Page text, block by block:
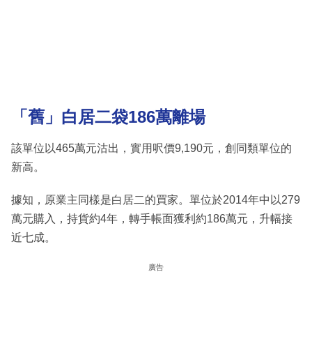
「舊」白居二袋186萬離場
該單位以465萬元沽出，實用呎價9,190元，創同類單位的
新高。
據知，原業主同樣是白居二的買家。單位於2014年中以279
萬元購入，持貨約4年，轉手帳面獲利約186萬元，升幅接
近七成。
廣告